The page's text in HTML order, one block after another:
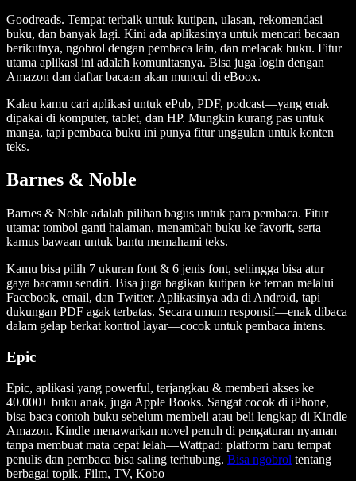
Goodreads. Tempat terbaik untuk kutipan, ulasan, rekomendasi
buku, dan banyak lagi. Kini ada aplikasinya untuk mencari bacaan
berikutnya, ngobrol dengan pembaca lain, dan melacak buku. Fitur
utama aplikasi ini adalah komunitasnya. Bisa juga login dengan
Amazon dan daftar bacaan akan muncul di eBoox.
Kalau kamu cari aplikasi untuk ePub, PDF, podcast—yang enak
dipakai di komputer, tablet, dan HP. Mungkin kurang pas untuk
manga, tapi pembaca buku ini punya fitur unggulan untuk konten
teks.
Barnes & Noble
Barnes & Noble adalah pilihan bagus untuk para pembaca. Fitur
utama: tombol ganti halaman, menambah buku ke favorit, serta
kamus bawaan untuk bantu memahami teks.
Kamu bisa pilih 7 ukuran font & 6 jenis font, sehingga bisa atur
gaya bacamu sendiri. Bisa juga bagikan kutipan ke teman melalui
Facebook, email, dan Twitter. Aplikasinya ada di Android, tapi
dukungan PDF agak terbatas. Secara umum responsif—enak dibaca
dalam gelap berkat kontrol layar—cocok untuk pembaca intens.
Epic
Epic, aplikasi yang powerful, terjangkau & memberi akses ke
40.000+ buku anak, juga Apple Books. Sangat cocok di iPhone,
bisa baca contoh buku sebelum membeli atau beli lengkap di Kindle
Amazon. Kindle menawarkan novel penuh di pengaturan nyaman
tanpa membuat mata cepat lelah—Wattpad: platform baru tempat
penulis dan pembaca bisa saling terhubung. Bisa ngobrol tentang
berbagai topik. Film, TV, Kobo